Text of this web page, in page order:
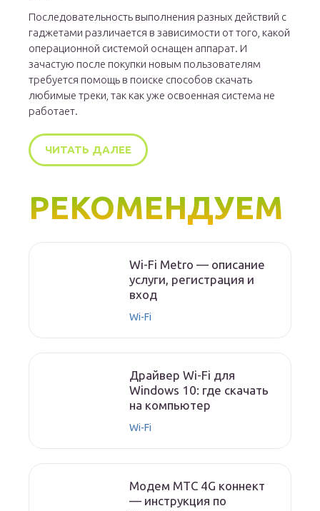
Последовательность выполнения разных действий с
гаджетами различается в зависимости от того, какой
операционной системой оснащен аппарат. И
зачастую после покупки новым пользователям
требуется помощь в поиске способов скачать
любимые треки, так как уже освоенная система не
работает.
ЧИТАТЬ ДАЛЕЕ
РЕКОМЕНДУЕМ
Wi-Fi Metro — описание
услуги, регистрация и
вход
Wi-Fi
Драйвер Wi-Fi для
Windows 10: где скачать
на компьютер
Wi-Fi
Модем МТС 4G коннект
— инструкция по